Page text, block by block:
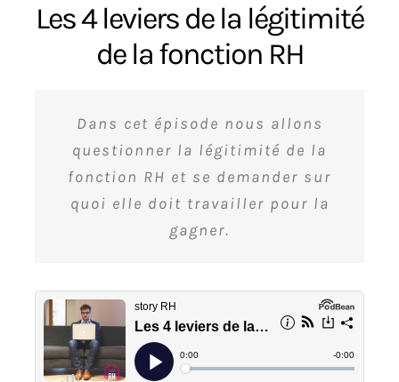
Les 4 leviers de la légitimité
de la fonction RH
Dans cet épisode nous allons
questionner la légitimité de la
fonction RH et se demander sur
quoi elle doit travailler pour la
gagner.